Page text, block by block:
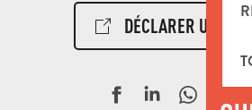
DÉCLARER UN